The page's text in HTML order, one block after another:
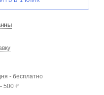
- бесплатно
500 ₽